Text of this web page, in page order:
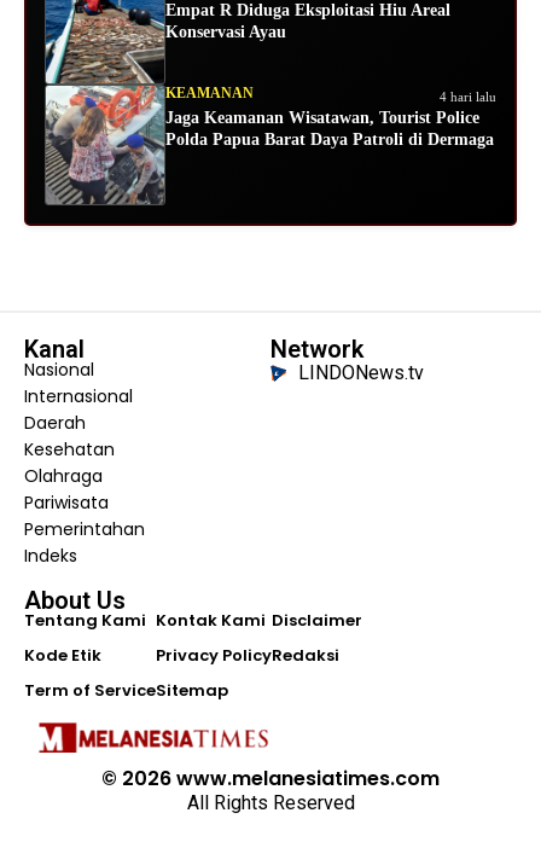
Empat R Diduga Eksploitasi Hiu Areal
Konservasi Ayau
KEAMANAN 4 hari lalu
Jaga Keamanan Wisatawan, Tourist Police
Polda Papua Barat Daya Patroli di Dermaga
© 2026 www.melanesiatimes.com
All Rights Reserved
Kanal
Nasional
Internasional
Daerah
Kesehatan
Olahraga
Pariwisata
Pemerintahan
Indeks
Network
LINDONews.tv
About Us
Tentang Kami
Kode Etik
Term of Service
Kontak Kami
Privacy Policy
Sitemap
Disclaimer
Redaksi